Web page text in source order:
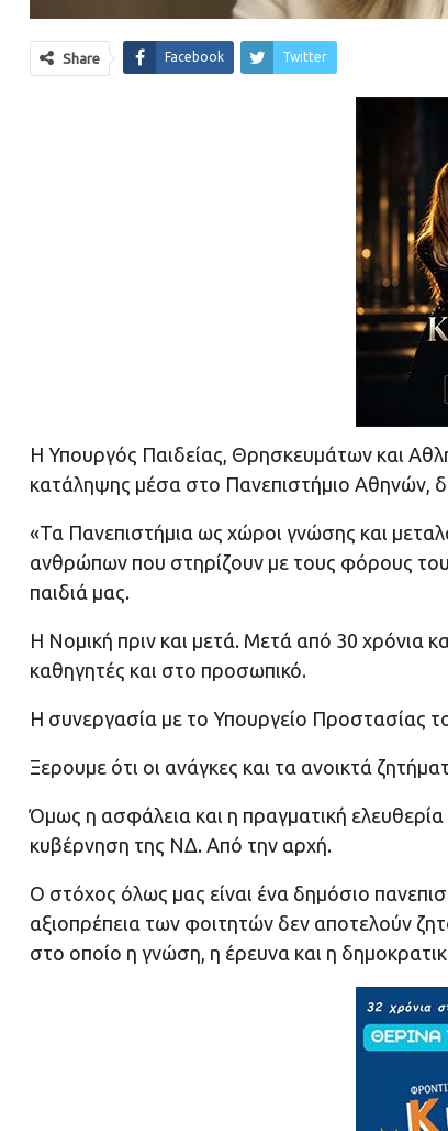
Share Facebook Twitter
Η Υπουργός Παιδείας, Θρησκευμάτων και
κατάληψης μέσα στο Πανεπιστήμιο Αθηνών,
«Τα Πανεπιστήμια ως χώροι γνώσης και
ανθρώπων που στηρίζουν με τους φόρους
παιδιά μας.
Η Νομική πριν και μετά. Μετά από 30 χρόνια
καθηγητές και στο προσωπικό.
Η συνεργασία με το Υπουργείο Προστασίας
Ξερουμε ότι οι ανάγκες και τα ανοικτά
Όμως η ασφάλεια και η πραγματική
κυβέρνηση της ΝΔ. Από την αρχή.
Ο στόχος όλως μας είναι ένα δημόσιο
αξιοπρέπεια των φοιτητών δεν αποτελούν
στο οποίο η γνώση, η έρευνα και η